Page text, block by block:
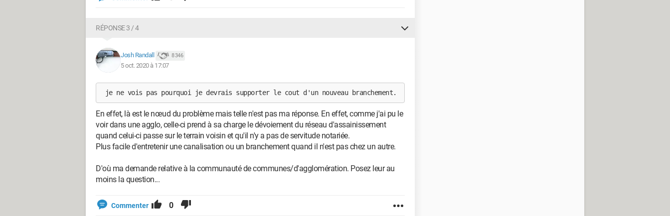
RÉPONSE 3 / 4
Josh Randall 8 346
5 oct. 2020 à 17:07
je ne vois pas pourquoi je devrais supporter le cout d'un nouveau branchement.
En effet, là est le nœud du problème mais telle n'est pas ma réponse. En effet, comme j'ai pu le
voir dans une agglo, celle-ci prend à sa charge le dévoiement du réseau d'assainissement
quand celui-ci passe sur le terrain voisin et qu'il n'y a pas de servitude notariée.
Plus facile d'entretenir une canalisation ou un branchement quand il n'est pas chez un autre.
D'où ma demande relative à la communauté de communes/d'agglomération. Posez leur au
moins la question...
Commenter 0